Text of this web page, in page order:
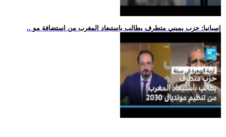
.. إسبانيا: حزب يميني متطرف يطالب باستبعاد المغرب من استضافة مو